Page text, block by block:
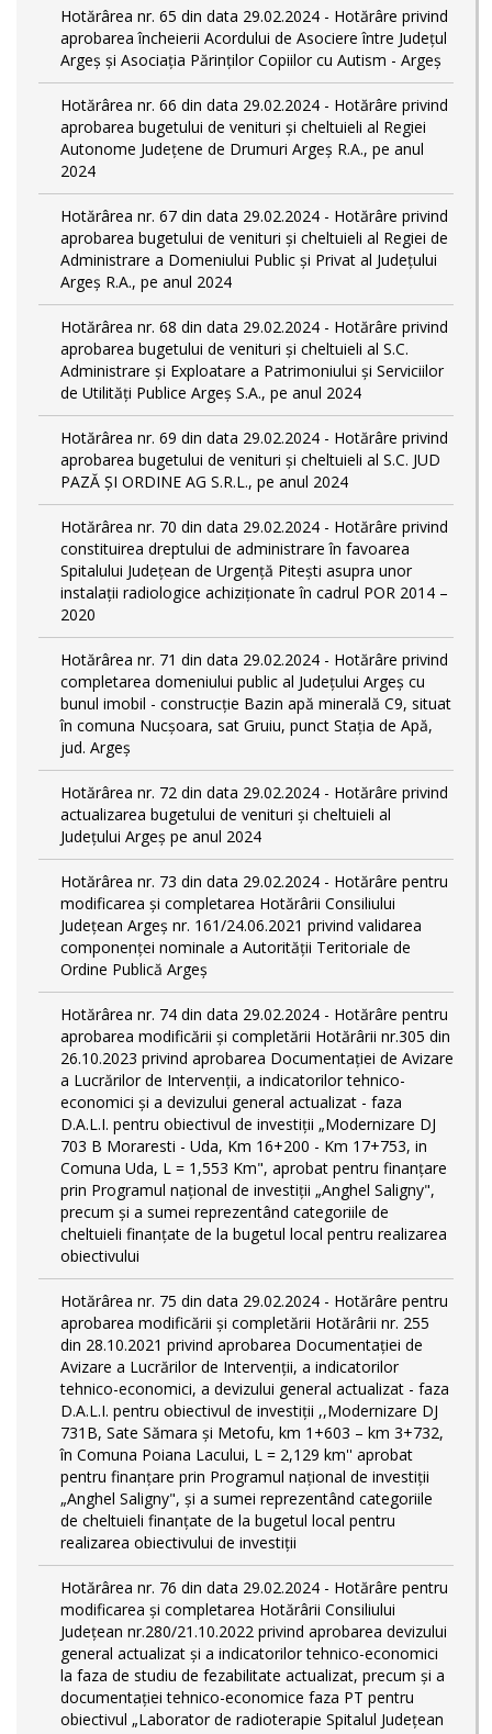
Hotărârea nr. 65 din data 29.02.2024 - Hotărâre privind
aprobarea încheierii Acordului de Asociere între Județul
Argeș și Asociația Părinților Copiilor cu Autism - Argeș
Hotărârea nr. 66 din data 29.02.2024 - Hotărâre privind
aprobarea bugetului de venituri și cheltuieli al Regiei
Autonome Județene de Drumuri Argeș R.A., pe anul
2024
Hotărârea nr. 67 din data 29.02.2024 - Hotărâre privind
aprobarea bugetului de venituri și cheltuieli al Regiei de
Administrare a Domeniului Public și Privat al Județului
Argeș R.A., pe anul 2024
Hotărârea nr. 68 din data 29.02.2024 - Hotărâre privind
aprobarea bugetului de venituri și cheltuieli al S.C.
Administrare și Exploatare a Patrimoniului și Serviciilor
de Utilități Publice Argeș S.A., pe anul 2024
Hotărârea nr. 69 din data 29.02.2024 - Hotărâre privind
aprobarea bugetului de venituri și cheltuieli al S.C. JUD
PAZĂ ȘI ORDINE AG S.R.L., pe anul 2024
Hotărârea nr. 70 din data 29.02.2024 - Hotărâre privind
constituirea dreptului de administrare în favoarea
Spitalului Județean de Urgență Pitești asupra unor
instalații radiologice achiziționate în cadrul POR 2014 –
2020
Hotărârea nr. 71 din data 29.02.2024 - Hotărâre privind
completarea domeniului public al Judeţului Argeş cu
bunul imobil - construcție Bazin apă minerală C9, situat
în comuna Nucșoara, sat Gruiu, punct Stația de Apă,
jud. Argeș
Hotărârea nr. 72 din data 29.02.2024 - Hotărâre privind
actualizarea bugetului de venituri și cheltuieli al
Județului Argeș pe anul 2024
Hotărârea nr. 73 din data 29.02.2024 - Hotărâre pentru
modificarea și completarea Hotărârii Consiliului
Județean Argeș nr. 161/24.06.2021 privind validarea
componenței nominale a Autorității Teritoriale de
Ordine Publică Argeș
Hotărârea nr. 74 din data 29.02.2024 - Hotărâre pentru
aprobarea modificării şi completării Hotărârii nr.305 din
26.10.2023 privind aprobarea Documentației de Avizare
a Lucrărilor de Intervenții, a indicatorilor tehnico-
economici și a devizului general actualizat - faza
D.A.L.I. pentru obiectivul de investiţii „Modernizare DJ
703 B Moraresti - Uda, Km 16+200 - Km 17+753, in
Comuna Uda, L = 1,553 Km", aprobat pentru finanțare
prin Programul național de investiții „Anghel Saligny",
precum și a sumei reprezentând categoriile de
cheltuieli finanțate de la bugetul local pentru realizarea
obiectivului
Hotărârea nr. 75 din data 29.02.2024 - Hotărâre pentru
aprobarea modificării şi completării Hotărârii nr. 255
din 28.10.2021 privind aprobarea Documentației de
Avizare a Lucrărilor de Intervenții, a indicatorilor
tehnico-economici, a devizului general actualizat - faza
D.A.L.I. pentru obiectivul de investiţii ,,Modernizare DJ
731B, Sate Sămara și Metofu, km 1+603 – km 3+732,
în Comuna Poiana Lacului, L = 2,129 km'' aprobat
pentru finanțare prin Programul național de investiții
„Anghel Saligny", și a sumei reprezentând categoriile
de cheltuieli finanțate de la bugetul local pentru
realizarea obiectivului de investiții
Hotărârea nr. 76 din data 29.02.2024 - Hotărâre pentru
modificarea și completarea Hotărârii Consiliului
Județean nr.280/21.10.2022 privind aprobarea devizului
general actualizat și a indicatorilor tehnico-economici
la faza de studiu de fezabilitate actualizat, precum și a
documentației tehnico-economice faza PT pentru
obiectivul „Laborator de radioterapie Spitalul Județean